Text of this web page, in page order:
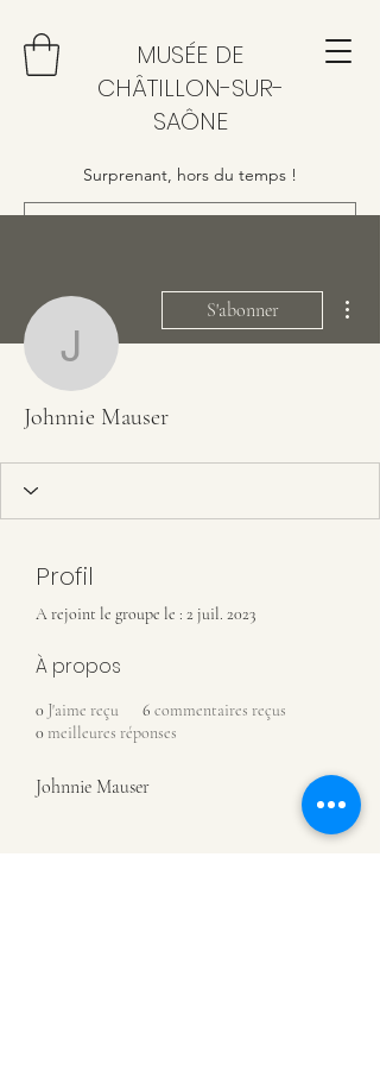
MUSÉE DE
CHÂTILLON-SUR-
SAÔNE
Surprenant, hors du temps !
Johnnie Mauser
S'abonner
Johnnie Mauser
Profil
A rejoint le groupe le : 2 juil. 2023
À propos
0 J'aime reçu 6 commentaires reçus
0 meilleures réponses
Johnnie Mauser